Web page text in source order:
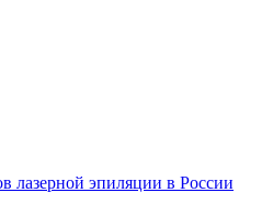
лазерной эпиляции в России